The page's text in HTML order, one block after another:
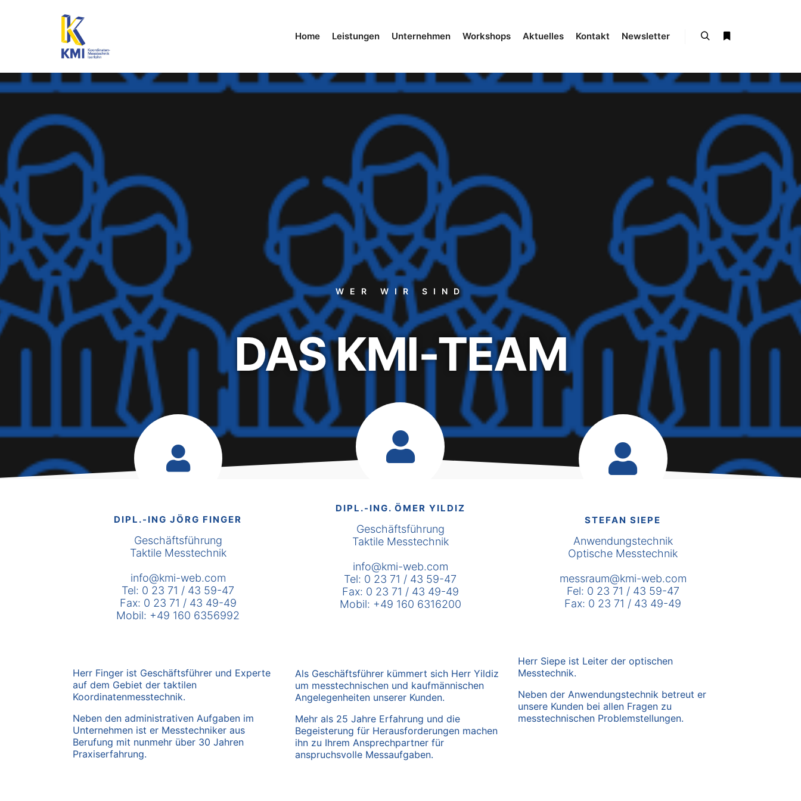
Home Leistungen Unternehmen Workshops Aktuelles Kontakt Newsletter
WER WIR SIND
DAS KMI-TEAM
DIPL.-ING JÖRG FINGER​
Geschäftsführung
Taktile Messtechnik
info@kmi-web.com
Tel: 0 23 71 / 43 59-47
Fax: 0 23 71 / 43 49-49
Mobil: +49 160 6356992
Herr Finger ist Geschäftsführer und Experte
auf dem Gebiet der taktilen
Koordinatenmesstechnik.
Neben den administrativen Aufgaben im
Unternehmen ist er Messtechniker aus
Berufung mit nunmehr über 30 Jahren
Praxiserfahrung.
DIPL.-ING. ÖMER YILDIZ​
Geschäftsführung
Taktile Messtechnik
info@kmi-web.com
Tel: 0 23 71 / 43 59-47
Fax: 0 23 71 / 43 49-49
Mobil: +49 160 6316200
Als Geschäftsführer kümmert sich Herr Yildiz
um messtechnischen und kaufmännischen
Angelegenheiten unserer Kunden.
Mehr als 25 Jahre Erfahrung und die
Begeisterung für Herausforderungen machen
ihn zu Ihrem Ansprechpartner für
anspruchsvolle Messaufgaben.
STEFAN SIEPE
Anwendungstechnik
Optische Messtechnik
messraum@kmi-web.com
Fel: 0 23 71 / 43 59-47
Fax: 0 23 71 / 43 49-49
Herr Siepe ist Leiter der optischen
Messtechnik.
Neben der Anwendungstechnik betreut er
unsere Kunden bei allen Fragen zu
messtechnischen Problemstellungen.